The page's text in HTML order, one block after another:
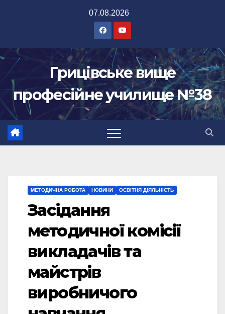
07.08.2026
Грицівське вище
професійне училище №38
МЕТОДИЧНА РОБОТА НОВИНИ ОСВІТНЯ ДІЯЛЬНІСТЬ
Засідання
методичної комісії
викладачів та
майстрів
виробничого